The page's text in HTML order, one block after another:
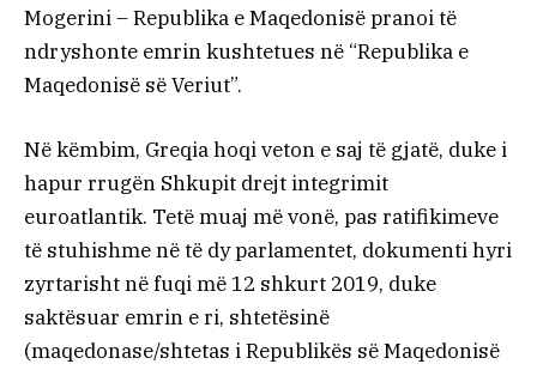
Mogerini – Republika e Maqedonisë pranoi të
ndryshonte emrin kushtetues në “Republika e
Maqedonisë së Veriut”.
Në këmbim, Greqia hoqi veton e saj të gjatë, duke i
hapur rrugën Shkupit drejt integrimit
euroatlantik. Tetë muaj më vonë, pas ratifikimeve
të stuhishme në të dy parlamentet, dokumenti hyri
zyrtarisht në fuqi më 12 shkurt 2019, duke
saktësuar emrin e ri, shtetësinë
(maqedonase/shtetas i Republikës së Maqedonisë